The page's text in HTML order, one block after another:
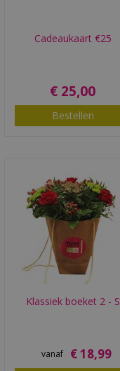
Cadeaukaart €25
€ 25,00
Bestellen
Klassiek boeket 2 - S
vanaf €18,99